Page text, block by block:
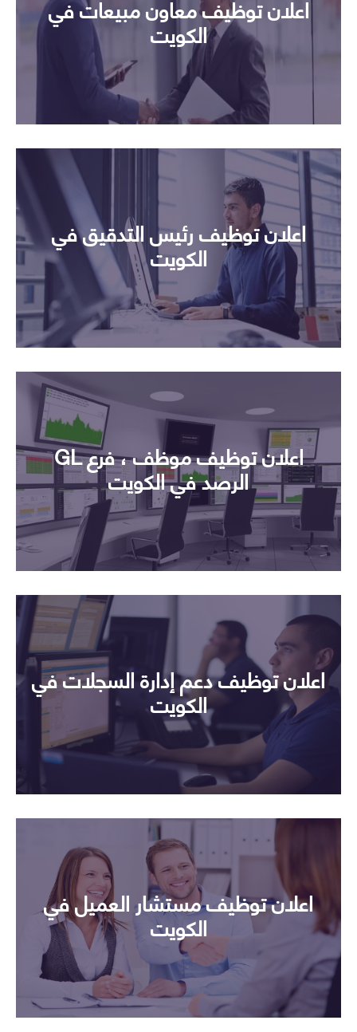
اعلان توظيف معاون مبيعات في
الكويت
اعلان توظيف رئيس التدقيق في
الكويت
اعلان توظيف موظف ، فرع GL
الرصد في الكويت
اعلان توظيف دعم إدارة السجلات في
الكويت
اعلان توظيف مستشار العميل في
الكويت